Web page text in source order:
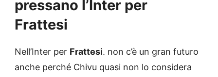
pressano l’Inter per
Frattesi
Nell’Inter per Frattesi. non c’è un gran futuro
anche perché Chivu quasi non lo considera